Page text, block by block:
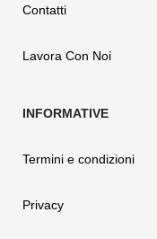
Contatti
Lavora Con Noi
Termini e condizioni
Privacy